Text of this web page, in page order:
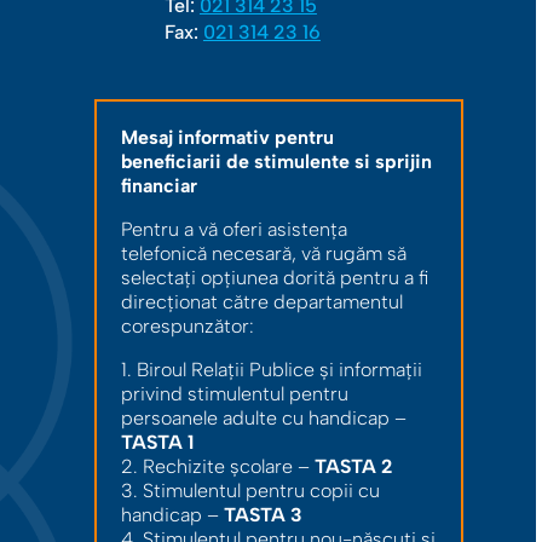
Tel: 021 314 23 15
Fax: 021 314 23 16
Mesaj informativ pentru
beneficiarii de stimulente si sprijin
financiar
Pentru a vă oferi asistența
telefonică necesară, vă rugăm să
selectați opțiunea dorită pentru a fi
direcționat către departamentul
corespunzător:
1. Biroul Relații Publice și informații
privind stimulentul pentru
persoanele adulte cu handicap –
TASTA 1
2. Rechizite școlare –TASTA 2
3. Stimulentul pentru copii cu
handicap –TASTA 3